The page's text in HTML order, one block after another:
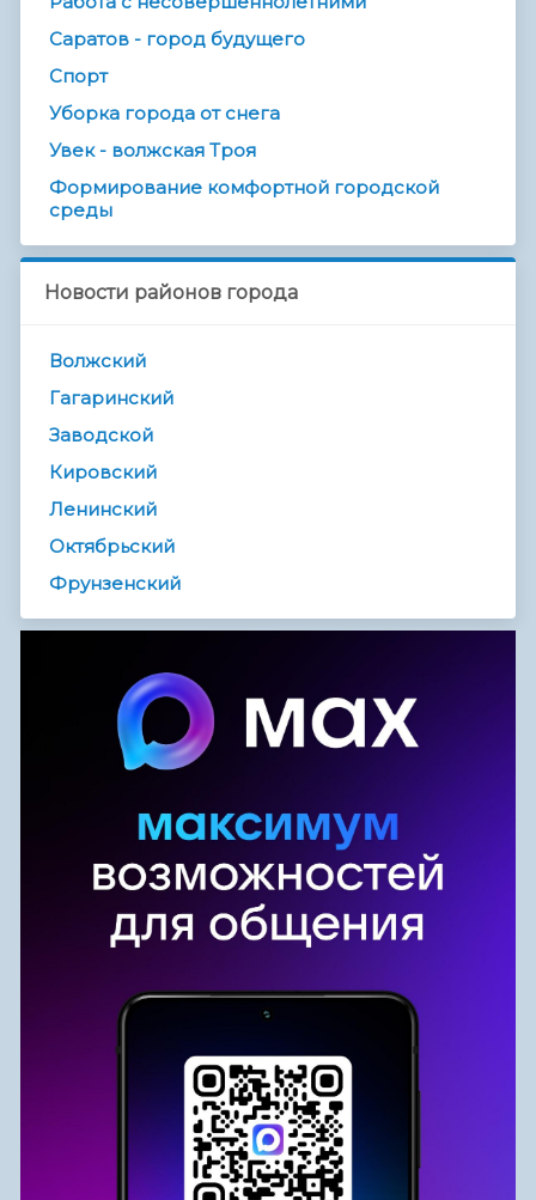
Саратов - город будущего
Спорт
Уборка города от снега
Увек - волжская Троя
Формирование комфортной городской
среды
Новости районов города
Волжский
Гагаринский
Заводской
Кировский
Ленинский
Октябрьский
Фрунзенский